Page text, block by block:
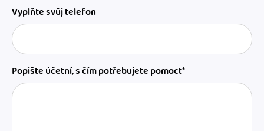
Vyplňte svůj telefon
Popište účetní, s čím potřebujete pomoct*